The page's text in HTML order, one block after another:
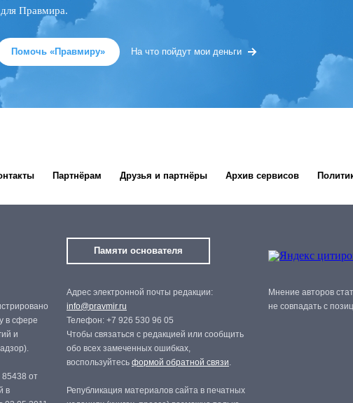
для Правмира.
Помочь «Правмиру» На что пойдут мои деньги
Партнёрам Друзья и партнёры Архив сервисов
Памяти основателя
в сфере
и
от
в
Адрес электронной почты редакции:
info@pravmir.ru
Телефон: +7 926 530 96 05
Чтобы связаться с редакцией или сообщить
обо всех замеченных ошибках,
воспользуйтесь формой обратной связи.
Републикация материалов сайта в печатных
Мнение авторов
не совпадать с